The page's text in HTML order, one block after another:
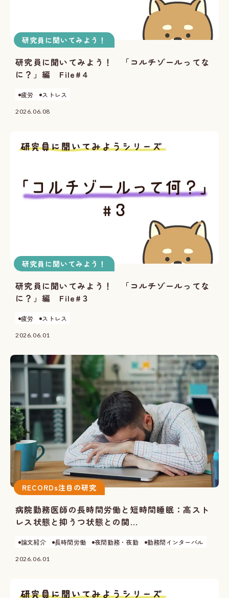
研究員に聞いてみよう！
研究員に聞いてみよう！ 「コルチゾールってな
に？」編 File#４
疲労 ストレス
2026.06.08
研究員に聞いてみよう！
研究員に聞いてみよう！ 「コルチゾールってな
に？」編 File#３
疲労 ストレス
2026.06.01
RECORDs注目の研究
病院勤務医師の長時間労働と短時間睡眠：高スト
レス状態と抑うつ状態との関...
論文紹介 長時間労働 夜間勤務・夜勤 勤務間インターバル
2026.06.01